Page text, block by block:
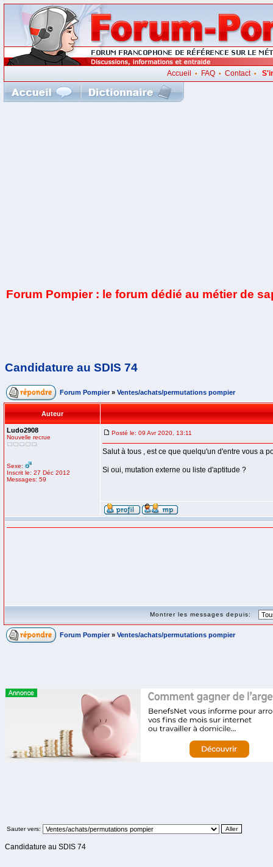
Accueil • FAQ• Contact•
Forum Pompier : le forum dédié au métier de
Candidature au SDIS 74
Forum Pompier » Ventes/achats/permutations pompier
Auteur
Ludo2908
Nouvelle recrue
Sexe:
Inscrit le: 27 Déc 2012
Messages: 59
Posté le: 09 Avr 2020, 13:11
Salut à tous , est ce que quelqu'un d'entre vous a
Si oui, mutation externe ou liste d'aptitude ?
Montrer les messages depuis:
Forum Pompier » Ventes/achats/permutations pompier
Sauter vers:
Candidature au SDIS 74